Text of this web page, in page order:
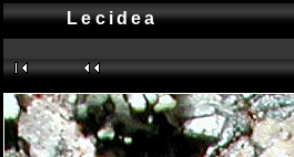
Lecidea